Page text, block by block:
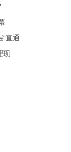
直通...
...